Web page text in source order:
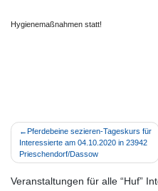
Hygienemaßnahmen statt!
Beitragsnavigation
Pferdebeine sezieren-Tageskurs für
Interessierte am 04.10.2020 in 23942
Prieschendorf/Dassow
Veranstaltungen für alle “Huf”